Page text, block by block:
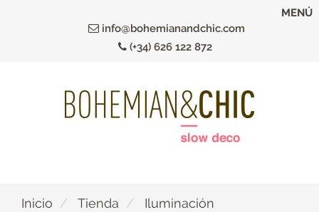
info@bohemianandchic.com
(+34) 626 122 872
MENÚ
Inicio Tienda
Iluminación